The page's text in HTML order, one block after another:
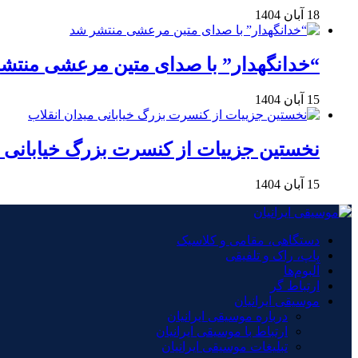
18 آبان 1404
“خدانگهدار” با صدای متین مرعشی
15 آبان 1404
نخستین جزییات از کنسرت بزرگ خیابانی
15 آبان 1404
دستگاهی، مقامی و کلاسیک
پاپ، راک و تلفیقی
آلبوم‌ها
ارتباط گر
موسیقی ایرانیان
درباره موسیقی ایرانیان
ارتباط با موسیقی ایرانیان
تبلیغات موسیقی ایرانیان